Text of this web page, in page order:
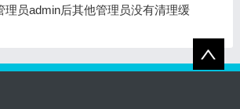
理员admin后其他管理员没有清理缓